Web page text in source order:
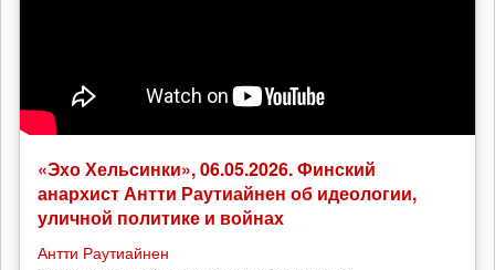
«Эхо Хельсинки», 06.05.2026. Финский
анархист Антти Раутиайнен об идеологии,
уличной политике и войнах
Антти Раутиайнен